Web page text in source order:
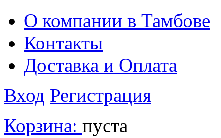
О компании в Тамбове
Контакты
Доставка и Оплата
Вход Регистрация
Корзина: пуста